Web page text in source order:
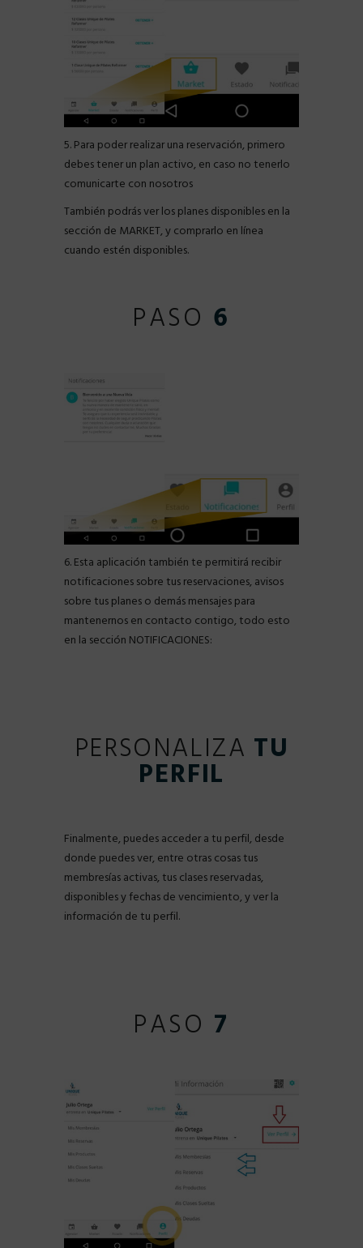
5. Para poder realizar una reservación, primero
debes tener un plan activo, en caso no tenerlo
comunicarte con nosotros
También podrás ver los planes disponibles en la
sección de MARKET, y comprarlo en línea
cuando estén disponibles.
PASO 6
6. Esta aplicación también te permitirá recibir
notificaciones sobre tus reservaciones, avisos
sobre tus planes o demás mensajes para
mantenernos en contacto contigo, todo esto
en la sección NOTIFICACIONES:
PERSONALIZA TU
PERFIL
Finalmente, puedes acceder a tu perfil, desde
donde puedes ver, entre otras cosas tus
membresías activas, tus clases reservadas,
disponibles y fechas de vencimiento, y ver la
información de tu perfil.
PASO 7